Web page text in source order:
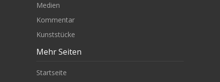
Medien
Kommentar
Kunststücke
Mehr Seiten
Startseite